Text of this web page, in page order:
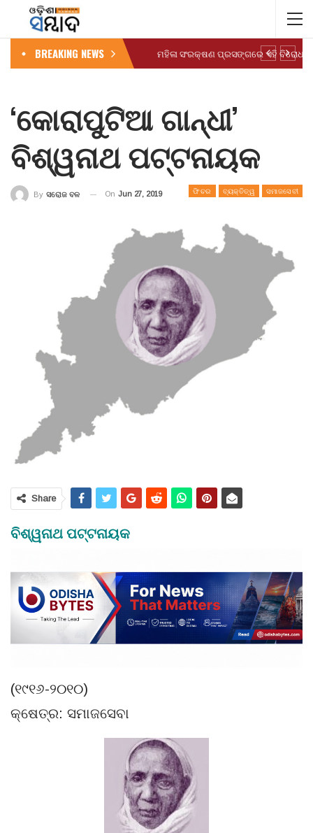
BREAKING NEWS
‘କୋରାପୁଟିଆ ଗାନ୍ଧୀ’
ବିଶ୍ୱନାଥ ପଟ୍ଟନାୟକ
ଫିଚର ବ୍ୟକ୍ତିତ୍ୱ ସମାଜସେବୀ
By ସରୋଜ ବଳ On Jun 27, 2019
Share
ବିଶ୍ୱନାଥ ପଟ୍ଟନାୟକ
(୧୯୧୬-୨୦୧୦)
କ୍ଷେତ୍ର: ସମାଜସେବା